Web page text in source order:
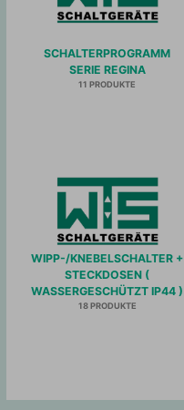
SCHALTERPROGRAMM
SERIE REGINA
11 PRODUKTE
WIPP-/KNEBELSCHALTER +
STECKDOSEN (
WASSERGESCHÜTZT IP44 )
18 PRODUKTE